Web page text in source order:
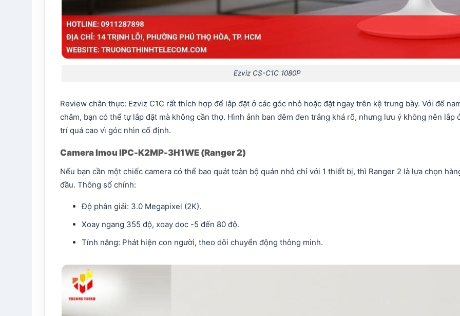
Ezviz CS-C1C 1080P
Review chân thực: Ezviz C1C rất thích hợp để lắp đặt ở các góc nhỏ hoặc đặt ngay trên kệ trưng bày. Với đế
châm, bạn có thể tự lắp đặt mà không cần thợ. Hình ảnh ban đêm đen trắng khá rõ, nhưng lưu ý không nên lắp
trí quá cao vì góc nhìn cố định.
Camera Imou IPC-K2MP-3H1WE (Ranger 2)
Nếu bạn cần một chiếc camera có thể bao quát toàn bộ quán nhỏ chỉ với 1 thiết bị, thì Ranger 2 là lựa chọn
đầu. Thông số chính:
Độ phân giải: 3.0 Megapixel (2K).
Xoay ngang 355 độ, xoay dọc -5 đến 80 độ.
Tính năng: Phát hiện con người, theo dõi chuyển động thông minh.